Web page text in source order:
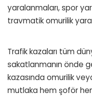
yaralanmaları, spor
travmatik omurilik
Trafik kazaları tüm
sakatlanmanın önde
kazasında omurilik
mutlaka hem şoför